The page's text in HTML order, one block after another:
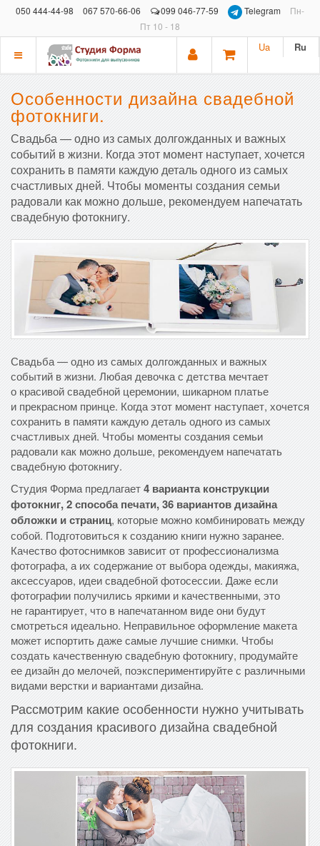
050 444-44-98 067 570-66-06 099 046-77-59 Telegram
Пн-
Пт 10 - 18
Показать
меню
Ua Ru
Особенности дизайна свадебной
фотокниги.
Свадьба — одно из самых долгожданных и важных
событий в жизни. Когда этот момент наступает, хочется
сохранить в памяти каждую деталь одного из самых
счастливых дней. Чтобы моменты создания семьи
радовали как можно дольше, рекомендуем напечатать
свадебную фотокнигу.
Свадьба — одно из самых долгожданных и важных
событий в жизни. Любая девочка с детства мечтает
о красивой свадебной церемонии, шикарном платье
и прекрасном принце. Когда этот момент наступает, хочется
сохранить в памяти каждую деталь одного из самых
счастливых дней. Чтобы моменты создания семьи
радовали как можно дольше, рекомендуем напечатать
свадебную фотокнигу.
Студия Форма предлагает4 варианта конструкции
фотокниг, 2 способа печати, 36 вариантов дизайна
обложки и страниц, которые можно комбинировать между
собой. Подготовиться к созданию книги нужно заранее.
Качество фотоснимков зависит от профессионализма
фотографа, а их содержание от выбора одежды, макияжа,
аксессуаров, идеи свадебной фотосессии. Даже если
фотографии получились яркими и качественными, это
не гарантирует, что в напечатанном виде они будут
смотреться идеально. Неправильное оформление макета
может испортить даже самые лучшие снимки. Чтобы
создать качественную свадебную фотокнигу, продумайте
ее дизайн до мелочей, поэкспериментируйте с различными
видами верстки и вариантами дизайна.
Рассмотрим какие особенности нужно учитывать
для создания красивого дизайна свадебной
фотокниги.